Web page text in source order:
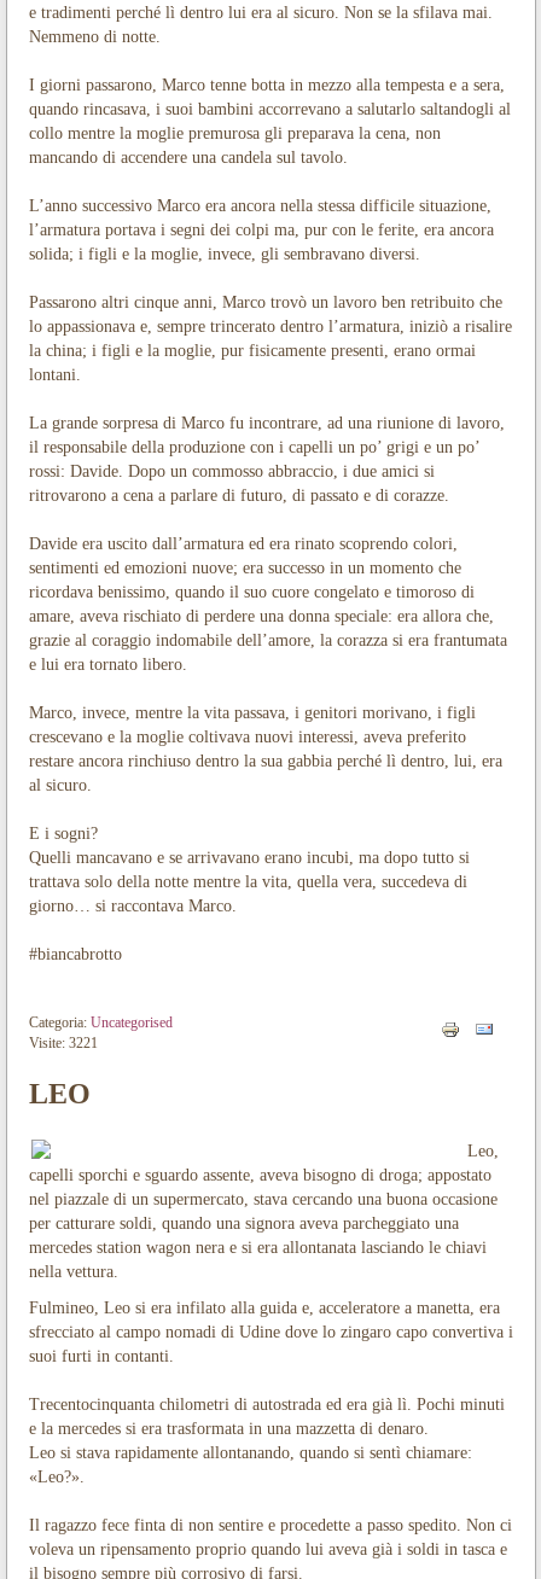
e tradimenti perché lì dentro lui era al sicuro. Non se la sfilava mai.
Nemmeno di notte.
I giorni passarono, Marco tenne botta in mezzo alla tempesta e a sera,
quando rincasava, i suoi bambini accorrevano a salutarlo saltandogli al
collo mentre la moglie premurosa gli preparava la cena, non
mancando di accendere una candela sul tavolo.
L’anno successivo Marco era ancora nella stessa difficile situazione,
l’armatura portava i segni dei colpi ma, pur con le ferite, era ancora
solida; i figli e la moglie, invece, gli sembravano diversi.
Passarono altri cinque anni, Marco trovò un lavoro ben retribuito che
lo appassionava e, sempre trincerato dentro l’armatura, iniziò a risalire
la china; i figli e la moglie, pur fisicamente presenti, erano ormai
lontani.
La grande sorpresa di Marco fu incontrare, ad una riunione di lavoro,
il responsabile della produzione con i capelli un po’ grigi e un po’
rossi: Davide. Dopo un commosso abbraccio, i due amici si
ritrovarono a cena a parlare di futuro, di passato e di corazze.
Davide era uscito dall’armatura ed era rinato scoprendo colori,
sentimenti ed emozioni nuove; era successo in un momento che
ricordava benissimo, quando il suo cuore congelato e timoroso di
amare, aveva rischiato di perdere una donna speciale: era allora che,
grazie al coraggio indomabile dell’amore, la corazza si era frantumata
e lui era tornato libero.
Marco, invece, mentre la vita passava, i genitori morivano, i figli
crescevano e la moglie coltivava nuovi interessi, aveva preferito
restare ancora rinchiuso dentro la sua gabbia perché lì dentro, lui, era
al sicuro.
E i sogni?
Quelli mancavano e se arrivavano erano incubi, ma dopo tutto si
trattava solo della notte mentre la vita, quella vera, succedeva di
giorno… si raccontava Marco.
#biancabrotto
Categoria: Uncategorised
Visite: 3221
LEO
Leo,
capelli sporchi e sguardo assente, aveva bisogno di droga; appostato
nel piazzale di un supermercato, stava cercando una buona occasione
per catturare soldi, quando una signora aveva parcheggiato una
mercedes station wagon nera e si era allontanata lasciando le chiavi
nella vettura.
Fulmineo, Leo si era infilato alla guida e, acceleratore a manetta, era
sfrecciato al campo nomadi di Udine dove lo zingaro capo convertiva i
suoi furti in contanti.
Trecentocinquanta chilometri di autostrada ed era già lì. Pochi minuti
e la mercedes si era trasformata in una mazzetta di denaro.
Leo si stava rapidamente allontanando, quando si sentì chiamare:
«Leo?».
Il ragazzo fece finta di non sentire e procedette a passo spedito. Non ci
voleva un ripensamento proprio quando lui aveva già i soldi in tasca e
il bisogno sempre più corrosivo di farsi.